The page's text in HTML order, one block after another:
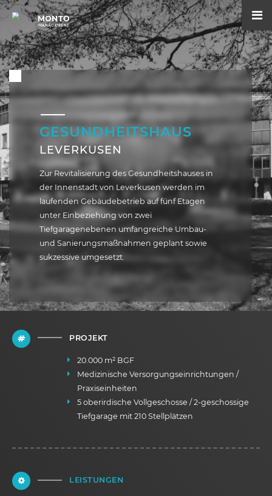
MONTO
MANAGEMENT
GESUNDHEITSHAUS
LEVERKUSEN
Zur Revitalisierung des Gesundheitshauses in
der Innenstadt von Leverkusen werden im
laufenden Gebäudebetrieb auf fünf Etagen
unter Einbeziehung von zwei
Tiefgaragenebenen umfangreiche Umbau-
und Sanierungsmaßnahmen geplant sowie
sukzessive umgesetzt.
PROJEKT
20.000 m² BGF
Medizinische Versorgungseinrichtungen /
Praxiseinheiten
5 oberirdische Vollgeschosse / 2-geschossige
Tiefgarage mit 210 Stellplätzen
LEISTUNGEN